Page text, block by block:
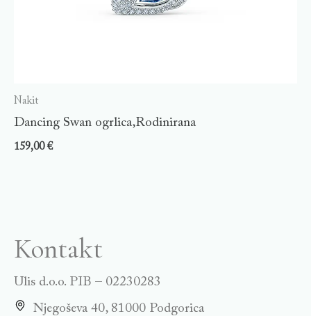
Nakit
Dancing Swan ogrlica,Rodinirana
159,00€
Kontakt
Ulis d.o.o. PIB – 02230283
Njegoševa 40, 81000 Podgorica